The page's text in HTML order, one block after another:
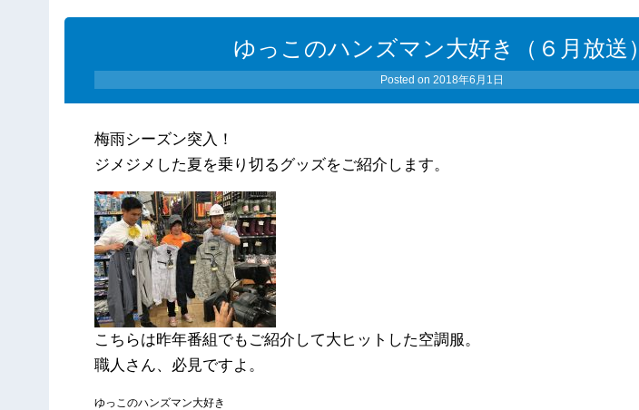
ゆっこのハンズマン大好き（６月放送）
Posted on 2018年6月1日
梅雨シーズン突入！
ジメジメした夏を乗り切るグッズをご紹介します。
こちらは昨年番組でもご紹介して大ヒットした空調服。
職人さん、必見ですよ。
ゆっこのハンズマン大好き